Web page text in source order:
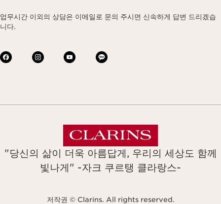
업무시간 이외의 상담은 이메일로 문의 주시면 신속하게 답변 드리겠습
니다.
"당신의 삶이 더욱 아름답게, 우리의 세상도 함께
빛나게" -자크 쿠르탱 클라랑스-
저작권 © Clarins. All rights reserved.